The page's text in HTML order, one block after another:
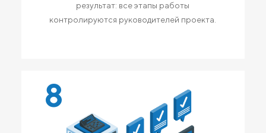
результат: все этапы работы
контролируются руководителей проекта.
8